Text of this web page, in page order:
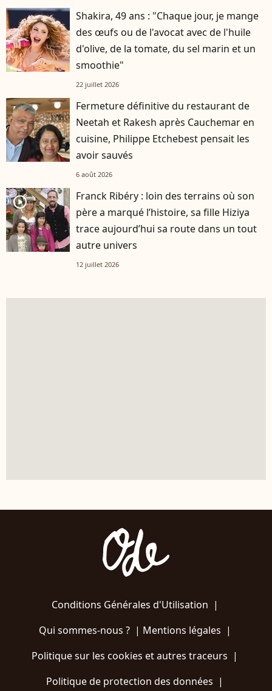
Shakira, 49 ans : "Chaque jour, je mange
des œufs ou de l'avocat avec de l'huile
d'olive, de la tomate, du sel marin et un
smoothie"
22 juillet 2026
Fermeture définitive du restaurant de
Neetah et Rakesh après Cauchemar en
cuisine, Philippe Etchebest pensait les
avoir sauvés
6 août 2026
player2
Franck Ribéry : loin des terrains où son
père a marqué l’histoire, sa fille Hiziya
trace aujourd’hui sa route dans un tout
autre univers
12 juillet 2026
Conditions Générales d'Utilisation |
Qui sommes-nous ?| Mentions légales |
Politique sur les cookies et autres traceurs |
Politique de protection des données |